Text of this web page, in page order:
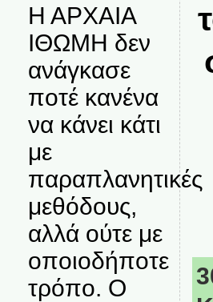
Η ΑΡΧΑΙΑ
ΙΘΩΜΗ δεν
ανάγκασε
ποτέ κανένα
να κάνει κάτι
με
παραπλανητικές
μεθόδους,
αλλά ούτε με
οποιοδήποτε
τρόπο. Ο